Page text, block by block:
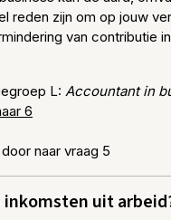
reden zijn om op jouw
van contributie
L: Accountant in
6
naar vraag 5
inkomsten uit